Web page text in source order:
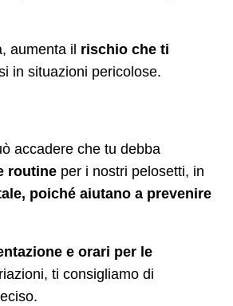
aumenta il rischio che ti
in situazioni pericolose.
accadere che tu debba
routineper i nostri pelosetti, in
poiché aiutano a prevenire
e orari per le
ti consigliamo di